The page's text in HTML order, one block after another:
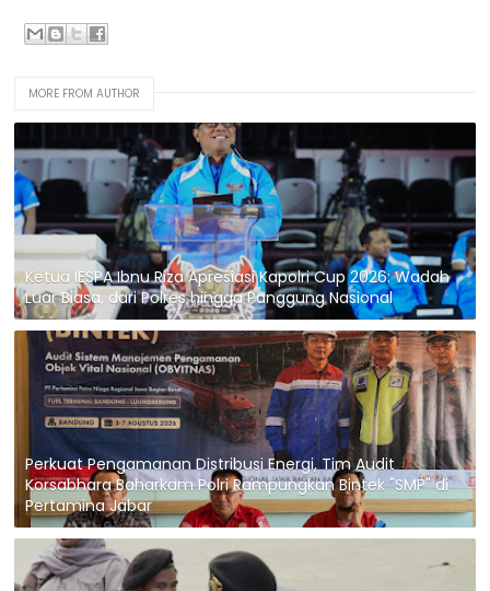
MORE FROM AUTHOR
Ketua IESPA Ibnu Riza Apresiasi Kapolri Cup 2026: Wadah
Luar Biasa, dari Polres hingga Panggung Nasional
Perkuat Pengamanan Distribusi Energi, Tim Audit
Korsabhara Baharkam Polri Rampungkan Bintek "SMP" di
Pertamina Jabar